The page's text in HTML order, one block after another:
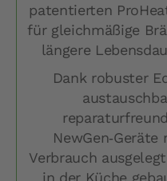
patentierten
für gleichmäßige
längere
Dank robuster
Verbrauch
in der Küche